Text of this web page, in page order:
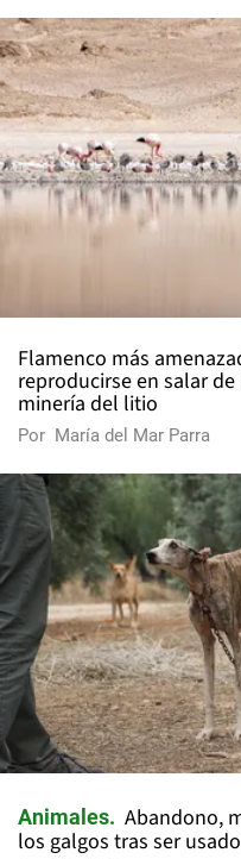
Flamenco más
reproducirse en salar
minería del litio
Por María del Mar Parra
Animales
Abandono,
los galgos tras ser